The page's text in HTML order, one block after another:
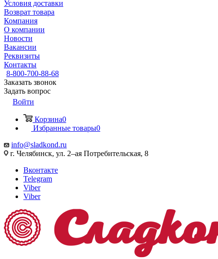
Условия доставки
Возврат товара
Компания
О компании
Новости
Вакансии
Реквизиты
Контакты
8-800-700-88-68
Заказать звонок
Задать вопрос
Войти
Корзина0
Избранные товары0
info@sladkond.ru
г. Челябинск, ул. 2–ая Потребительская, 8
Вконтакте
Telegram
Viber
Viber